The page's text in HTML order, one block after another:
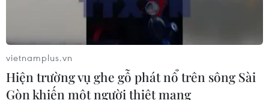
Giấy phép số: 1374/GP-BTTTT do Bộ Thông tin và Truyền thông
cấp ngày 11/9/2008.
vietnamplus.vn
Hiện trường vụ ghe gỗ phát nổ trên sông Sài
Gòn khiến một người thiệt mạng